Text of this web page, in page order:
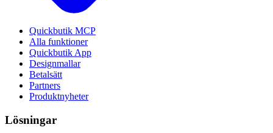
Quickbutik MCP
Alla funktioner
Quickbutik App
Designmallar
Betalsätt
Partners
Produktnyheter
Lösningar